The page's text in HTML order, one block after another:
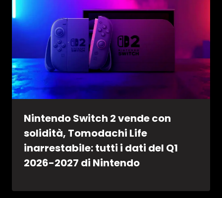
Nintendo Switch 2 vende con
solidità, Tomodachi Life
inarrestabile: tutti i dati del Q1
2026-2027 di Nintendo